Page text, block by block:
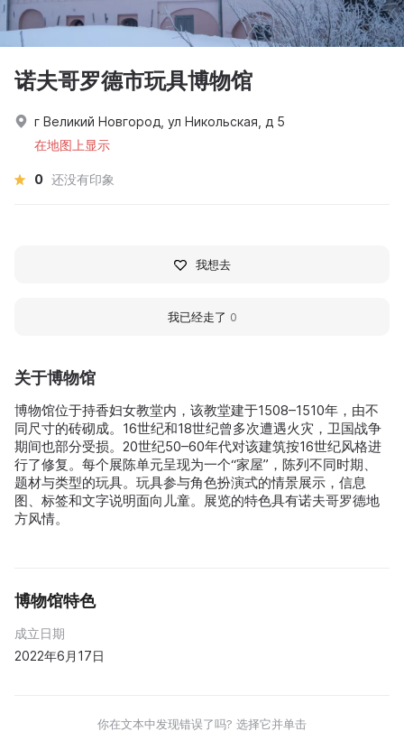
关于博物馆
博物馆位于持香妇女教堂内，该教堂建于1508–1510年，由不
同尺寸的砖砌成。16世纪和18世纪曾多次遭遇火灾，卫国战争
期间也部分受损。20世纪50–60年代对该建筑按16世纪风格进
行了修复。每个展陈单元呈现为一个“家屋”，陈列不同时期、
题材与类型的玩具。玩具参与角色扮演式的情景展示，信息
图、标签和文字说明面向儿童。展览的特色具有诺夫哥罗德地
方风情。
博物馆特色
成立日期
2022年6月17日
你在文本中发现错误了吗? 选择它并单击
诺夫哥罗德市玩具博物馆
г Великий Новгород, ул Никольская, д 5
在地图上显示
0 还没有印象
我想去
我已经走了 0